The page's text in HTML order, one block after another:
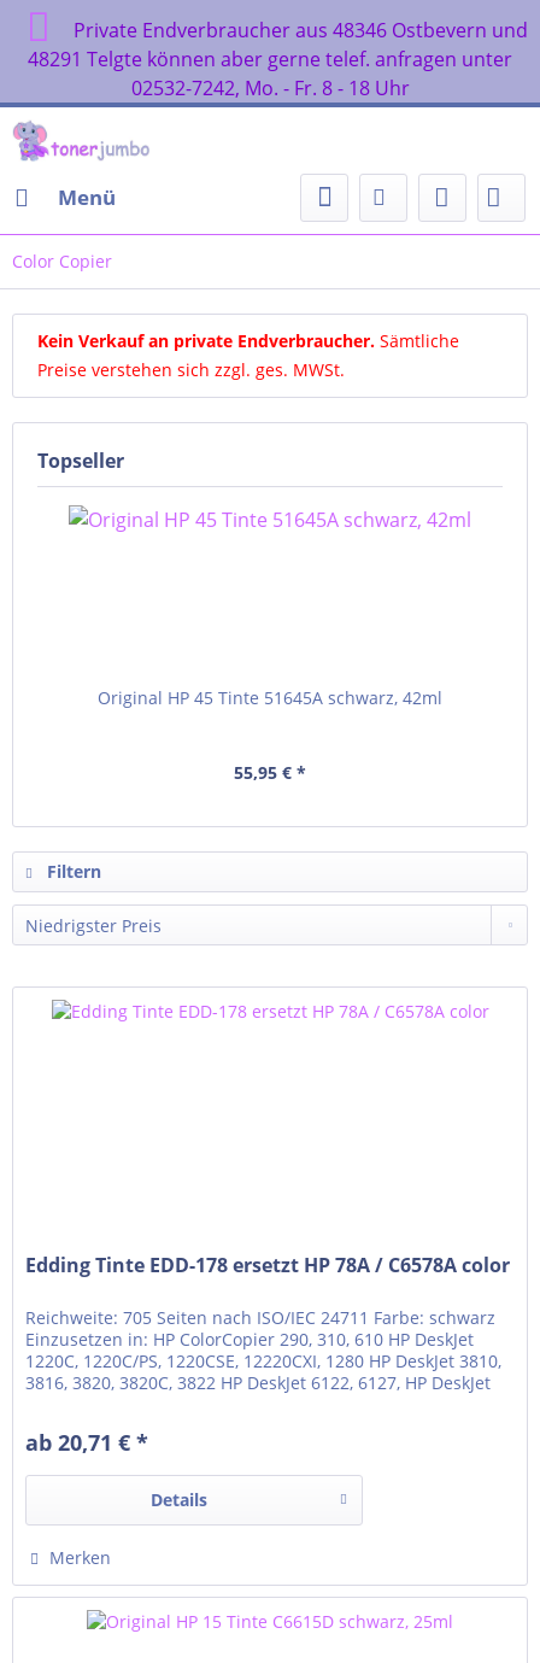
Private Endverbraucher aus 48346 Ostbevern und
48291 Telgte können aber gerne telef. anfragen unter
02532-7242, Mo. - Fr. 8 - 18 Uhr
Menü
Color Copier
Kein Verkauf an private Endverbraucher. Sämtliche
Preise verstehen sich zzgl. ges. MWSt.
Topseller
Original HP 45 Tinte 51645A schwarz, 42ml
55,95 € *
Filtern
Edding Tinte EDD-178 ersetzt HP 78A / C6578A color
Reichweite: 705 Seiten nach ISO/IEC 24711 Farbe: schwarz
Einzusetzen in: HP ColorCopier 290, 310, 610 HP DeskJet
1220C, 1220C/PS, 1220CSE, 12220CXI, 1280 HP DeskJet 3810,
3816, 3820, 3820C, 3822 HP DeskJet 6122, 6127, HP DeskJet
DeskJet 960c, 960cse, 960cxi HP...
ab 20,71 € *
Details
Merken